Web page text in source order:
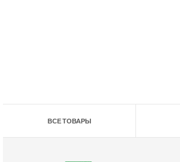
ВСЕ ТОВАРЫ